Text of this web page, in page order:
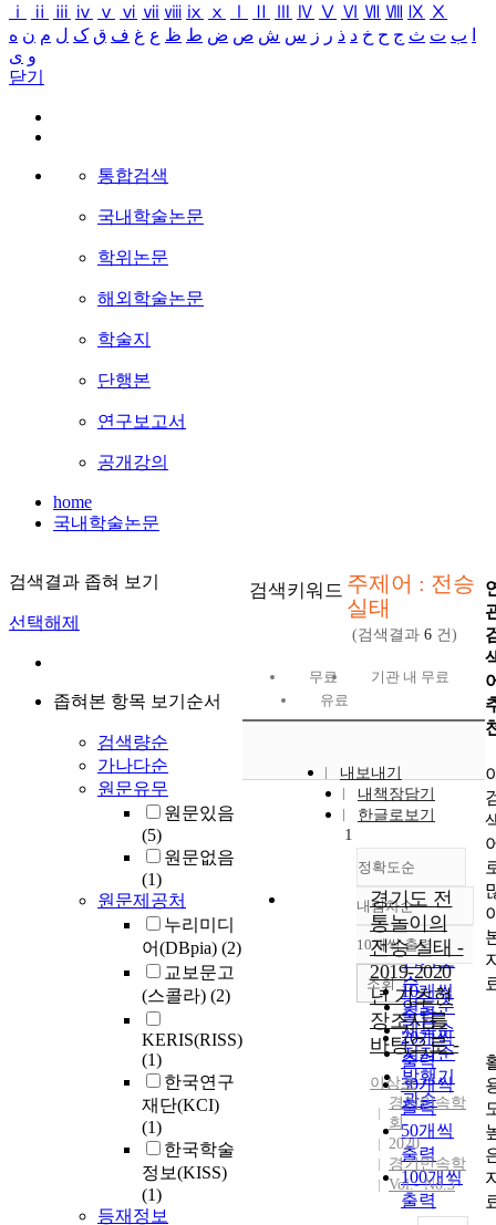
ⅰ
ⅱ ⅲ ⅳ ⅴ ⅵ ⅶ ⅷ ⅸ ⅹ Ⅳ Ⅴ Ⅵ Ⅶ Ⅷ Ⅸ Ⅹ
ب ت ث ج ح خ د ذ ر ز س ش ص ض ط ظ ع غ ف ق ک ل م ن ه
و ی
닫기
통합검색
국내학술논문
학위논문
해외학술논문
학술지
단행본
연구보고서
공개강의
home
국내학술논문
검색결과 좁혀 보기
선택해제
좁혀본 항목 보기순서
검색량순
가나다순
원문유무
원문있음
(5)
원문없음
(1)
원문제공처
누리미디
어(DBpia) (2)
교보문고
(스콜라) (2)
KERIS(RISS)
(1)
한국연구
재단(KCI)
(1)
한국학술
정보(KISS)
(1)
등재정보
검색키워드 주제어 : 전승
실태
(검색결과 6 건)
무료
기관 내 무료
유료
내보내기
내책장담기
한글로보기
정확도순
정확도
순
인기도
순
연도순
제목순
저자순
발행기
관순
내림차순
내림차순
10개씩 출력
10개씩
출력
20개씩
출력
30개씩
출력
50개씩
출력
100개씩
출력
조회
1
경기도 전
통놀이의
전승 실태 -
2019-2020
년 기초현
장조사를
바탕으로 -
이상호
경기민속학
회
2020
경기민속학
Vol.- No.3